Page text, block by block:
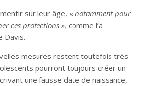
sur leur âge, « notamment pour
ces protections », comme l’a
Davis.
mesures restent toutefois très
pourront toujours créer un
une fausse date de naissance,